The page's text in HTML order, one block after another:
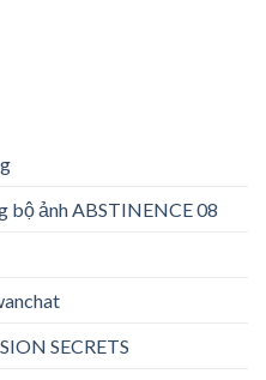
bộ ảnh ABSTINENCE 08
SECRETS